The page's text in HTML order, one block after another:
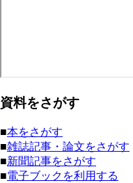
資料をさがす
■本をさがす
■雑誌記事・論文をさがす
■新聞記事をさがす
■電子ブックを利用する